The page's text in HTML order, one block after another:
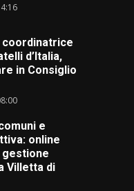
coordinatrice
d’Italia,
in Consiglio
e
online
gestione
Villetta di